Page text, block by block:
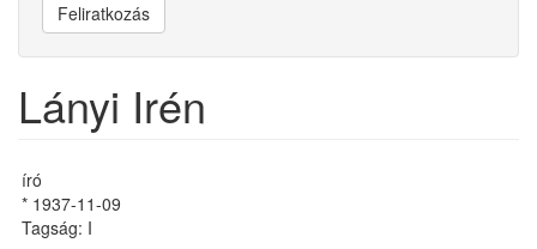
Feliratkozás
Lányi Irén
író
* 1937-11-09
Tagság: I